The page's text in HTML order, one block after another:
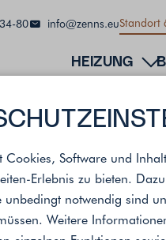
Cookies, Software und
Erlebnis zu bieten.
unbedingt notwendig sind
Weitere
80 info@zenns.euStandort
HEIZUNG